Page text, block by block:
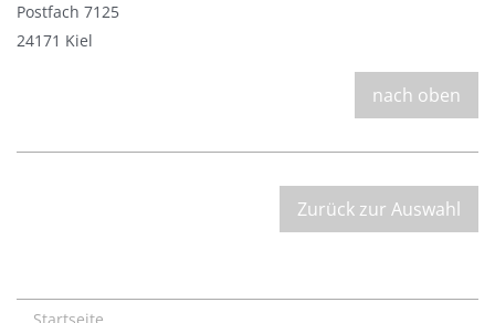
Postfach 7125
24171 Kiel
nach oben
Zurück zur Auswahl